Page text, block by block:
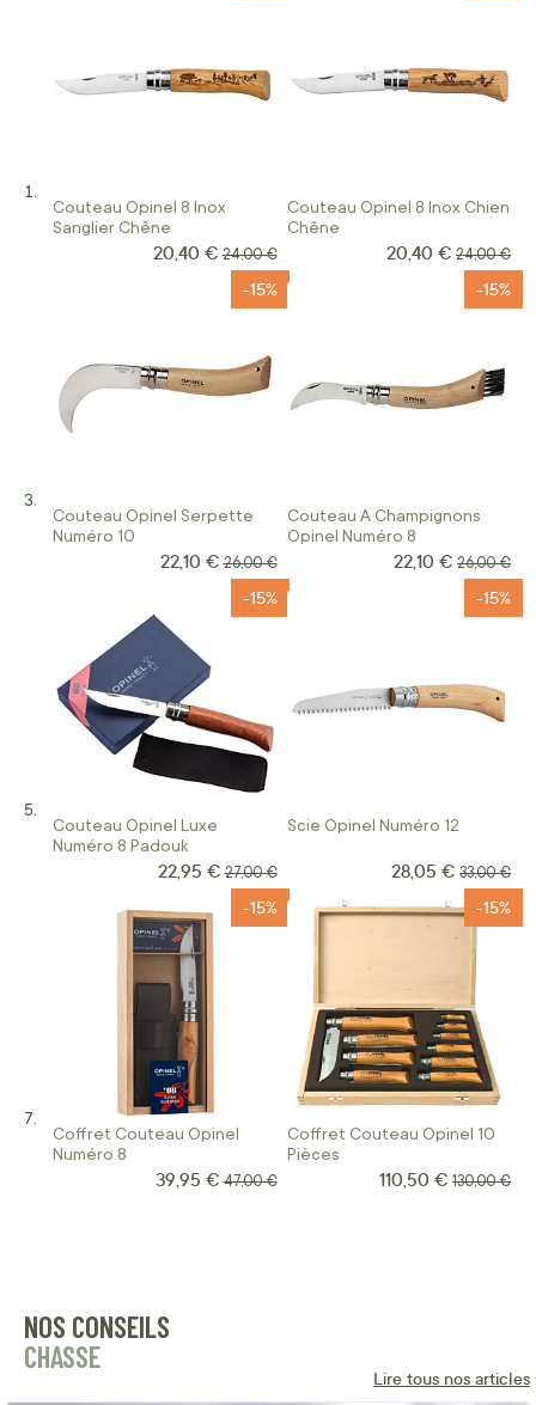
Couteau Opinel 8 Inox
Sanglier Chêne
Prix Spécial
20,40 € Prix normal
24,00 €
Couteau Opinel 8 Inox Chien
Chêne
Prix Spécial
20,40 € Prix
24,00 €
Couteau Opinel Serpette
Numéro 10
-15%
Prix Spécial
22,10 € Prix normal
26,00 €
Couteau A Champignons
Opinel Numéro 8
-15%
Prix Spécial
22,10 € Prix
26,00 €
Couteau Opinel Luxe
Numéro 8 Padouk
-15%
Prix Spécial
22,95 € Prix normal
27,00 €
Scie Opinel Numéro 12
-15%
Prix Spécial
28,05 € Prix
33,00 €
Coffret Couteau Opinel
Numéro 8
-15%
Prix Spécial
39,95 € Prix normal
47,00 €
Coffret Couteau Opinel 10
Pièces
-15%
Prix Spécial
110,50 € Prix normal
130,00 €
NOS CONSEILS
CHASSE
Lire tous nos articles